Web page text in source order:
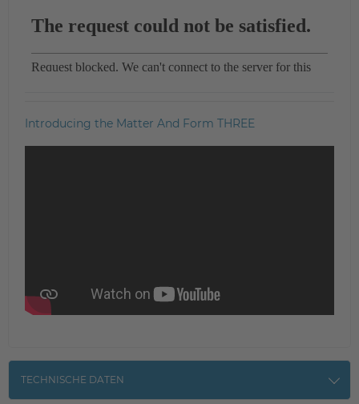
Introducing the Matter And Form THREE
TECHNISCHE DATEN